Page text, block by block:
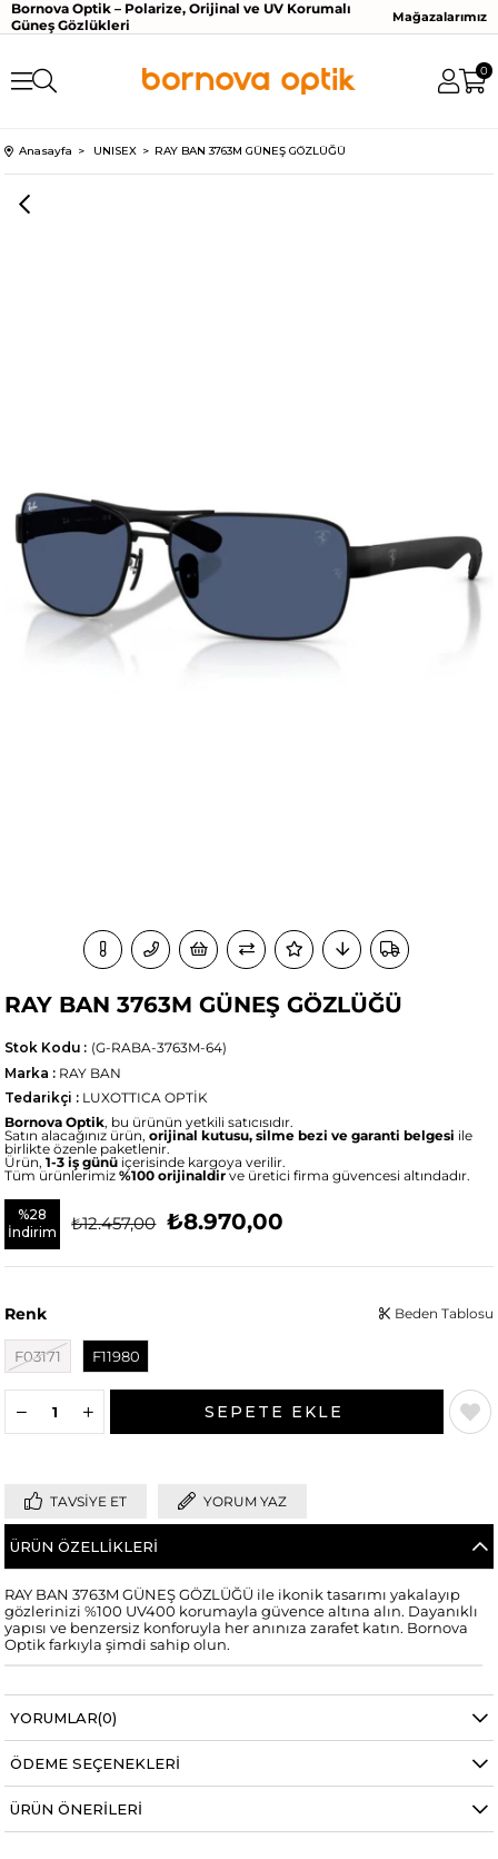
Bornova Optik – Polarize, Orijinal ve UV Korumalı
Güneş Gözlükleri
Mağazalarımız
0
Anasayfa UNISEX RAY BAN 3763M GÜNEŞ GÖZLÜĞÜ
RAY BAN 3763M GÜNEŞ GÖZLÜĞÜ
(G-RABA-3763M-64)
Stok Kodu
Marka : RAY BAN
Tedarikçi : LUXOTTICA OPTİK
Bornova Optik, bu ürünün yetkili satıcısıdır.
Satın alacağınız ürün,orijinal kutusu, silme bezi ve garanti belgesi ile
birlikte özenle paketlenir.
Ürün,1-3 iş günü içerisinde kargoya verilir.
Tüm ürünlerimiz%100 orijinaldirve üretici firma güvencesi altındadır.
%28
İndirim
₺12.457,00 ₺8.970,00
Renk
F03171 F11980
Beden Tablosu
TAVSIYE ET YORUM YAZ
ÜRÜN ÖZELLIKLERI
RAY BAN 3763M GÜNEŞ GÖZLÜĞÜ ile ikonik tasarımı yakalayıp
gözlerinizi %100 UV400 korumayla güvence altına alın. Dayanıklı
yapısı ve benzersiz konforuyla her anınıza zarafet katın. Bornova
Optik farkıyla şimdi sahip olun.
YORUMLAR(0)
ÖDEME SEÇENEKLERI
ÜRÜN ÖNERILERI